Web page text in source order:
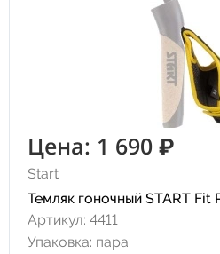
Цена: 1 690 ₽
Start
Темляк гоночный START Fit
Артикул: 4411
Упаковка: пара